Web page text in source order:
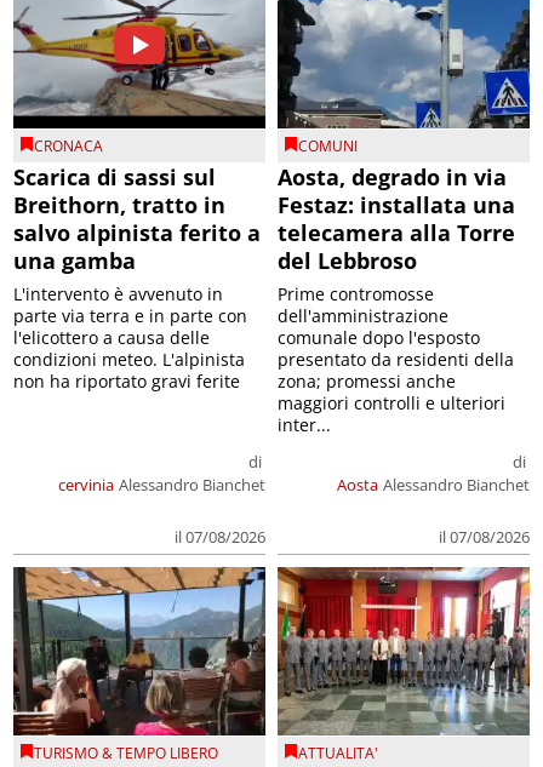
CRONACA
Scarica di sassi sul
Breithorn, tratto in
salvo alpinista ferito a
una gamba
cervinia
di
Alessandro Bianchet
il 07/08/2026
L'intervento è avvenuto in
parte via terra e in parte con
l'elicottero a causa delle
condizioni meteo. L'alpinista
non ha riportato gravi ferite
COMUNI
Aosta, degrado in via
Festaz: installata una
telecamera alla Torre
del Lebbroso
Aosta
di
Alessandro Bianchet
il 07/08/2026
Prime contromosse
dell'amministrazione
comunale dopo l'esposto
presentato da residenti della
zona; promessi anche
maggiori controlli e ulteriori
inter...
TURISMO & TEMPO LIBERO ATTUALITA'